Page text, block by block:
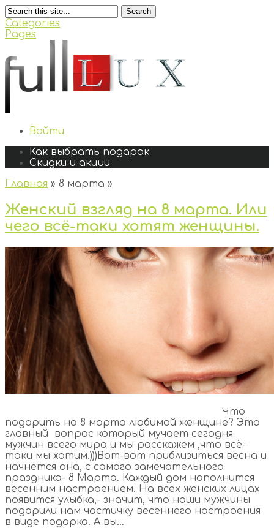
Search
Categories
Pages
Войти
Как выбрать подарок
Скидки и акции
Главная » 8 марта »
Женский взгляд на 8 марта. Или
чего всё-таки хотят женщины.
Что
подарить на 8 марта любимой женщине? Это
главный вопрос который мучает сегодня
мужчин всего мира и мы расскажем ,что всё-
таки мы хотим.)))Вот-вот приблизиться весна и
начнется она, с самого замечательного
праздника- 8 Марта. Каждый дом наполнится
весенним настроением. На всех женских лицах
появится улыбка,- значит, что наши мужчины
подарили нам частичку весеннего настроения
в виде подарка. А вы...